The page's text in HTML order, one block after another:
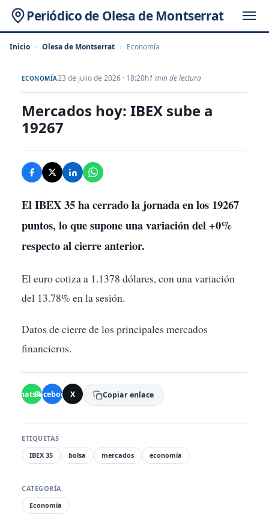
Periódico de Olesa de Montserrat
Inicio › Olesa de Montserrat › Economía
ECONOMÍA23 de julio de 2026 · 18:20h1 min de lectura
Mercados hoy: IBEX sube a
19267
El IBEX 35 ha cerrado la jornada en los 19267
puntos, lo que supone una variación del +0%
respecto al cierre anterior.
El euro cotiza a 1.1378 dólares, con una variación
del 13.78% en la sesión.
Datos de cierre de los principales mercados
financieros.
WhatsApp
Facebook X Copiar enlace
ETIQUETAS
IBEX 35
bolsa mercados economía
CATEGORÍA
Economía